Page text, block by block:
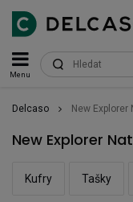
Menu
Delcaso New Explorer
New Explorer
Kufry Tašky